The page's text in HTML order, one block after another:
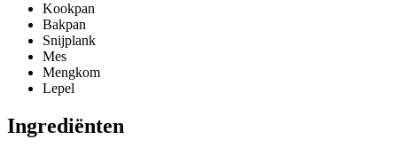
Kookpan
Bakpan
Snijplank
Mes
Mengkom
Lepel
Ingrediënten